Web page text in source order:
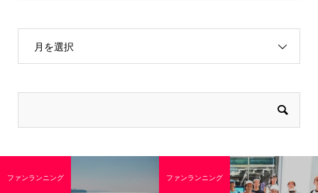
月を選択
ファンランニング ファンランニング